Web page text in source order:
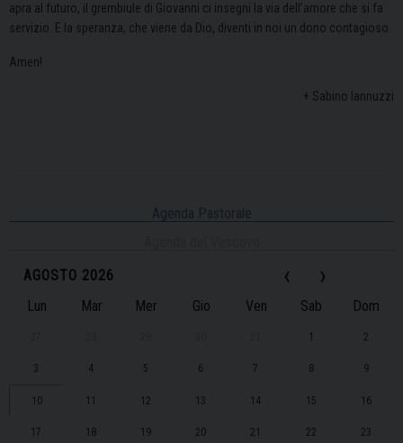
apra al futuro, il grembiule di Giovanni ci insegni la via dell’amore che si fa
servizio. E la speranza, che viene da Dio, diventi in noi un dono contagioso.
Amen!
+ Sabino Iannuzzi
Agenda Pastorale
‹
AGOSTO 2026 ›
Lun Mar Mer Gio Ven Sab Dom
1 2
3 4 5 6 7 8 9
10 11 12 13 14 15 16
17 18 19 20 21 22 23